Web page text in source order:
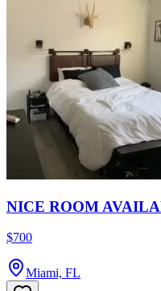
NICE ROOM
$700
Miami, FL